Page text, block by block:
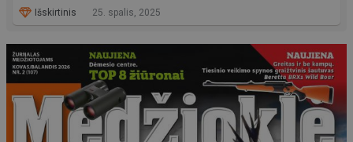
Išskirtinis 25. spalis, 2025